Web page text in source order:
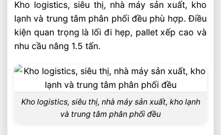
Kho logistics, siêu thị, nhà máy sản xuất, kho
lạnh và trung tâm phân phối đều phù hợp. Điều
kiện quan trọng là lối đi hẹp, pallet xếp cao và
nhu cầu nâng 1.5 tấn.
Kho logistics, siêu thị, nhà máy sản xuất, kho lạnh
và trung tâm phân phối đều